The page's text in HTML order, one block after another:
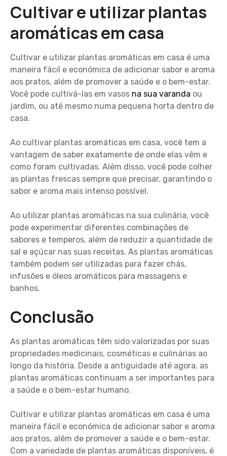
Cultivar e utilizar plantas
aromáticas em casa
Cultivar e utilizar plantas aromáticas em casa é uma
maneira fácil e económica de adicionar sabor e aroma
aos pratos, além de promover a saúde e o bem-estar.
Você pode cultivá-las em vasos na sua varanda ou
jardim, ou até mesmo numa pequena horta dentro de
casa.
Ao cultivar plantas aromáticas em casa, você tem a
vantagem de saber exatamente de onde elas vêm e
como foram cultivadas. Além disso, você pode colher
as plantas frescas sempre que precisar, garantindo o
sabor e aroma mais intenso possível.
Ao utilizar plantas aromáticas na sua culinária, você
pode experimentar diferentes combinações de
sabores e temperos, além de reduzir a quantidade de
sal e açúcar nas suas receitas. As plantas aromáticas
também podem ser utilizadas para fazer chás,
infusões e óleos aromáticos para massagens e
banhos.
Conclusão
As plantas aromáticas têm sido valorizadas por suas
propriedades medicinais, cosméticas e culinárias ao
longo da história. Desde a antiguidade até agora, as
plantas aromáticas continuam a ser importantes para
a saúde e o bem-estar humano.
Cultivar e utilizar plantas aromáticas em casa é uma
maneira fácil e económica de adicionar sabor e aroma
aos pratos, além de promover a saúde e o bem-estar.
Com a variedade de plantas aromáticas disponíveis, é